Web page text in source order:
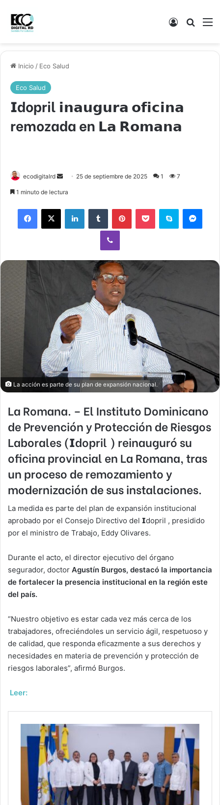
Acceso
Inicio / Eco Salud
Eco Salud
𝗜dopril 𝗶𝗻𝗮𝘂𝗴𝘂𝗿𝗮 𝗼𝗳𝗶𝗰𝗶𝗻𝗮
remozada en 𝗟𝗮 𝗥𝗼𝗺𝗮𝗻𝗮
ecodigitalrd
Send 25 de septiembre de 2025 1 7
1 minuto de lectura
Facebook
X LinkedInTumblr PinterestPocket Skype
Viber
La acción es parte de su plan de expansión nacional.
La Romana. – El Instituto Dominicano
de Prevención y Protección de Riesgos
Laborales (𝗜dopril ) reinauguró su
oficina provincial en La Romana, tras
un proceso de remozamiento y
modernización de sus instalaciones.⁣⁣
La medida es parte del plan de expansión institucional
aprobado por el Consejo Directivo del 𝗜dopril , presidido
por el ministro de Trabajo, Eddy Olivares.⁣⁣
Durante el acto, el director ejecutivo del órgano
segurador, doctor Agustín Burgos, destacó la importancia
de fortalecer la presencia institucional en la región este
del país.⁣⁣
“Nuestro objetivo es estar cada vez más cerca de los
trabajadores, ofreciéndoles un servicio ágil, respetuoso y
de calidad, que responda eficazmente a sus derechos y
necesidades en materia de prevención y protección de
riesgos laborales”, afirmó Burgos.⁣⁣
Leer: